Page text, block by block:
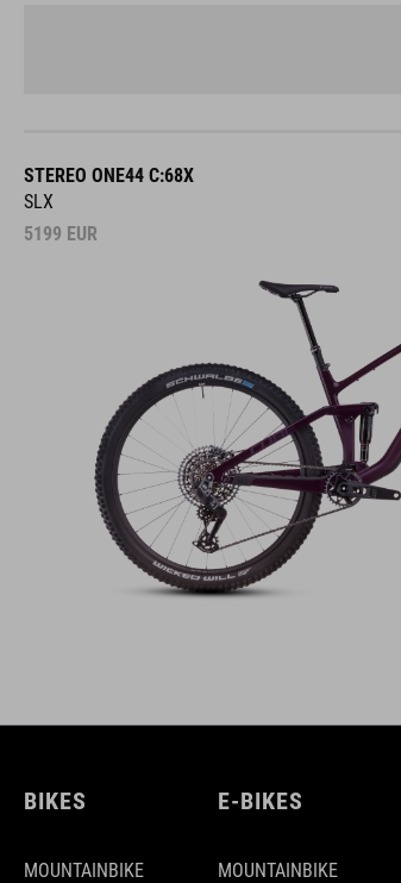
STEREO ONE44 C:68X
SLX
5199 EUR
BIKES
MOUNTAINBIKE
E-BIKES
MOUNTAINBIKE